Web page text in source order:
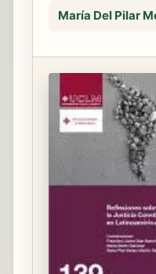
María Del Pilar